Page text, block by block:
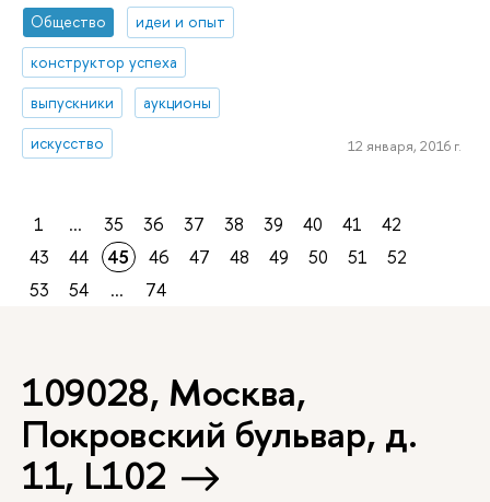
Общество
идеи и опыт
конструктор успеха
выпускники
аукционы
искусство
12 января, 2016 г.
1 ... 35 36 37 38 39 40 41
42
43
44 45 46 47 48 49 50 51
52
53
54 ... 74
109028, Москва,
Покровский бульвар, д.
11, L102